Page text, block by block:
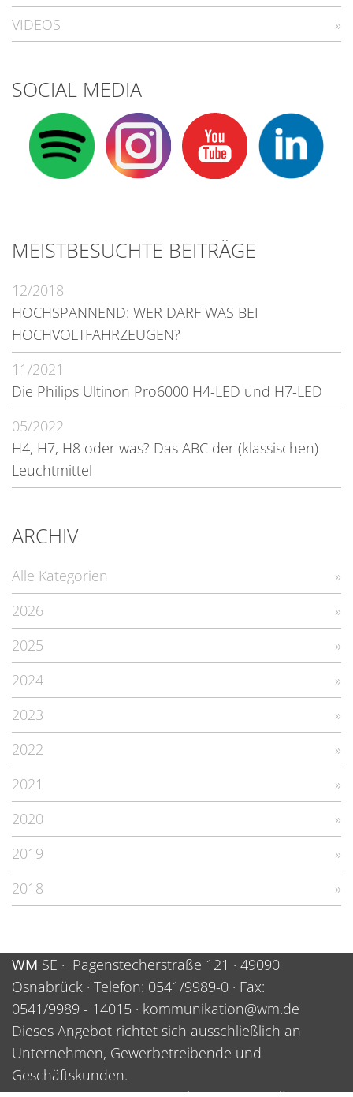
VIDEOS
SOCIAL MEDIA
MEISTBESUCHTE BEITRÄGE
12/2018
HOCHSPANNEND: WER DARF WAS BEI
HOCHVOLTFAHRZEUGEN?
11/2021
Die Philips Ultinon Pro6000 H4-LED und H7-LED
05/2022
H4, H7, H8 oder was? Das ABC der (klassischen)
Leuchtmittel
ARCHIV
Alle Kategorien
2026
2025
2024
2023
2022
2021
2020
2019
2018
WM SE · Pagenstecherstraße 121 · 49090
Osnabrück · Telefon: 0541/9989-0 · Fax:
0541/9989 - 14015 · kommunikation@wm.de
Dieses Angebot richtet sich ausschließlich an
Unternehmen, Gewerbetreibende und
Geschäftskunden.